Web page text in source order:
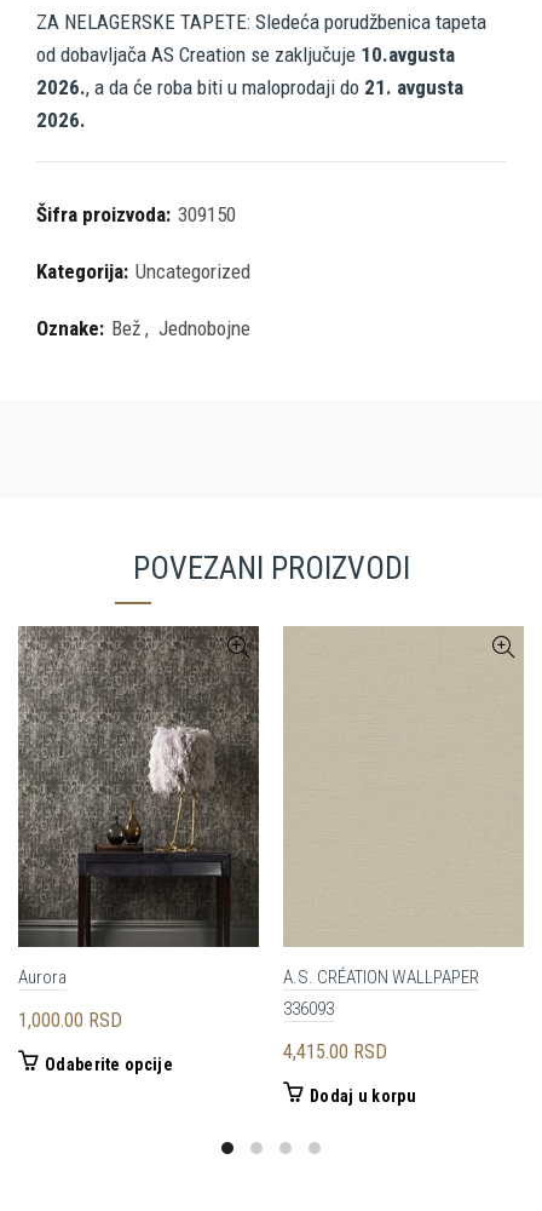
ZA NELAGERSKE TAPETE: Sledeća porudžbenica tapeta
od dobavljača AS Creation se zaključuje 10.avgusta
2026., a da će roba biti u maloprodaji do 21. avgusta
2026.
Šifra proizvoda: 309150
Kategorija: Uncategorized
Oznake: Bež , Jednobojne
POVEZANI PROIZVODI
Aurora
1,000.00 RSD
Odaberite opcijeOvaj
A.S. CRÉATION WALLPAPER
336093
4,415.00 RSD
Dodaj u korpu